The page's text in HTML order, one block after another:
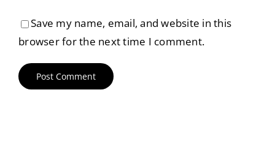
Save my name, email, and website in this
browser for the next time I comment.